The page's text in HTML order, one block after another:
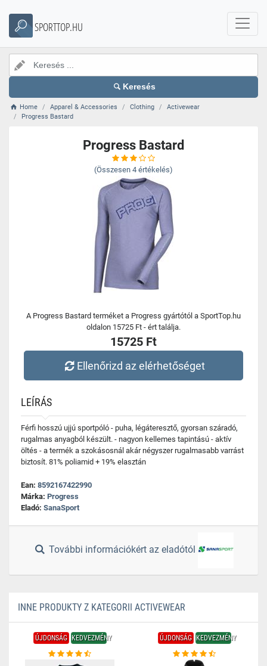
SPORTTOP.HU
Keresés
Home Apparel & Accessories Clothing
Activewear
Progress Bastard
Progress Bastard
(Összesen 4 értékelés)
A Progress Bastard terméket a Progress gyártótól a SportTop.hu
oldalon 15725 Ft - ért találja.
15725 Ft
Ellenőrizd az elérhetőséget
LEÍRÁS
Férfi hosszú ujjú sportpóló - puha, légáteresztő, gyorsan száradó,
rugalmas anyagból készült. - nagyon kellemes tapintású - aktív
öltés - a termék a szokásosnál akár négyszer rugalmasabb varrást
biztosít. 81% poliamid + 19% elasztán
Ean: 8592167422990
Márka: Progress
Eladó: SanaSport
További információkért az eladótól
INNE PRODUKTY Z KATEGORII ACTIVEWEAR
ÚJDONSÁG KEDVEZMÉNY ÚJDONSÁG KEDVEZMÉNY